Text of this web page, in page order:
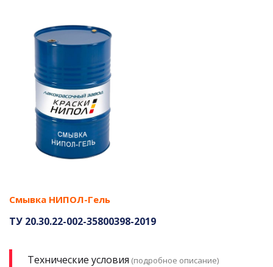
Смывка НИПОЛ-Гель
ТУ 20.30.22-002-35800398-2019
Технические условия (подробное описание)